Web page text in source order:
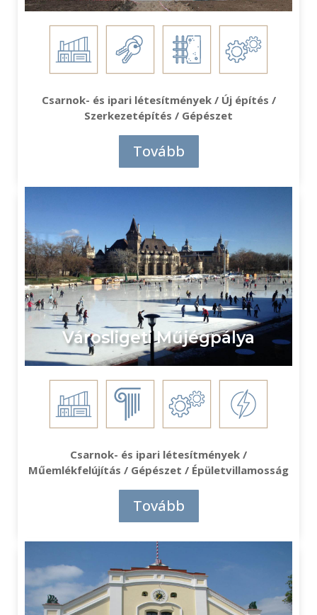
Csarnok- és ipari létesítmények / Új építés /
Szerkezetépítés / Gépészet
Tovább
Városligeti Műjégpálya
Csarnok- és ipari létesítmények /
Műemlékfelújítás / Gépészet / Épületvillamosság
Tovább